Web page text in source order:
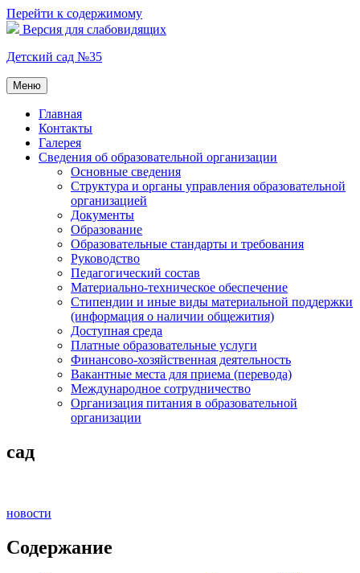
Перейти к содержимому
Версия для слабовидящих
Детский сад №35
Меню
Главная
Контакты
Галерея
Сведения об образовательной организации
Основные сведения
Структура и органы управления образовательной
организацией
Документы
Образование
Образовательные стандарты и требования
Руководство
Педагогический состав
Материально-техническое обеспечение
Стипендии и иные виды материальной поддержки
(информация о наличии общежития)
Доступная среда
Платные образовательные услуги
Финансово-хозяйственная деятельность
Вакантные места для приема (перевода)
Международное сотрудничество
Организация питания в образовательной
организации
сад
новости
Содержание